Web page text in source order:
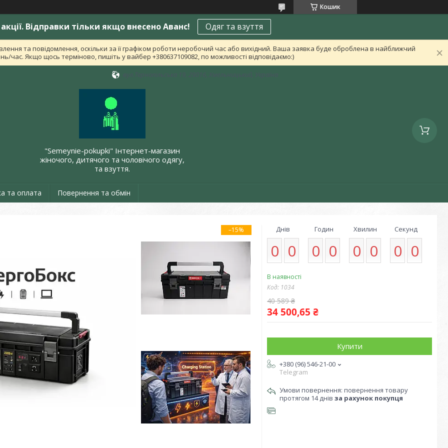
Кошик
Відправки тільки якщо внесено Аванс! Одяг та взуття
та повідомлення, оскільки за її графіком роботи неробочий час або вихідний. Ваша заявка буде оброблена в найближчий
час. Якщо щось терміново, пишіть у вайбер +380637109082, по можливості відповідаємо:)
"Semeynie-pokupki" Інтернет-магазин
жіночого, дитячого та чоловічого одягу,
та взуття.
та оплата Повернення та обмін
–15% Днів
0 0
Годин
0 0
Хвилин
0 0
Секунд
0 0
В наявності
Код: 1034
40 589 ₴
34 500,65 ₴
Купити
+380 (96) 546-21-00
Telegram
повернення товару
протягом 14 днів за рахунок покупця